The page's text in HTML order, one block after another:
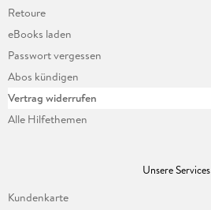
Retoure
eBooks laden
Passwort vergessen
Abos kündigen
Vertrag widerrufen
Alle Hilfethemen
Unsere Services
Kundenkarte